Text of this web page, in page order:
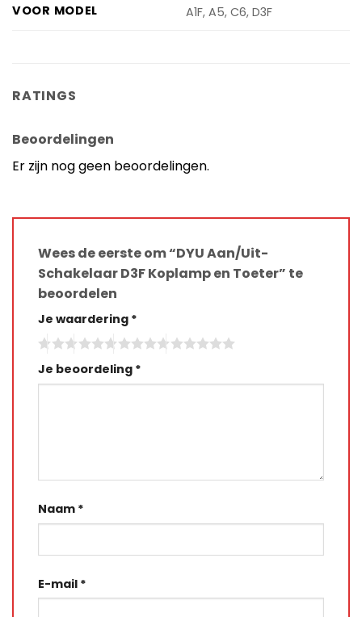
VOOR MODEL A1F, A5, C6, D3F
RATINGS
Beoordelingen
Er zijn nog geen beoordelingen.
Wees de eerste om “DYU Aan/Uit-
Schakelaar D3F Koplamp en Toeter” te
beoordelen
Je waardering *
Je beoordeling *
Naam *
E-mail *